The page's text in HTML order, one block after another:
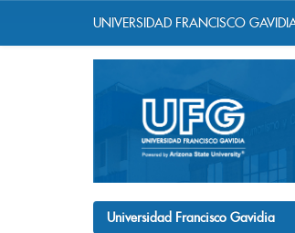
UNIVERSIDAD FRANCISCO
Universidad Francisco Gavidia